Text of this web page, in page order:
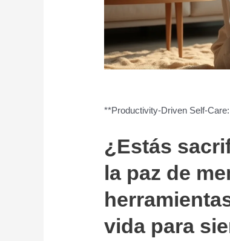
**Productivity-Driven Self-
¿Estás
la paz de
vida para